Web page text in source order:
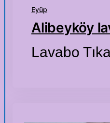
Eyüp
Alibeyköy
Lavabo